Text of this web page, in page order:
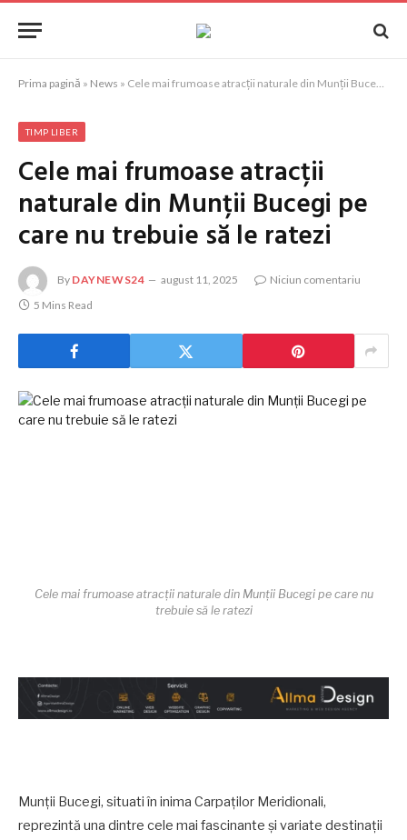
Prima pagină » News » Cele mai frumoase atracții naturale din Munții Bucegi pe care nu trebuie să le ratezi
TIMP LIBER
Cele mai frumoase atracții
naturale din Munții Bucegi pe
care nu trebuie să le ratezi
By DAYNEWS24 august 11, 2025
Niciun comentariu
5 Mins Read
Cele mai frumoase atracții naturale din Munții Bucegi pe care nu
trebuie să le ratezi
Munții Bucegi, situati în inima Carpaților Meridionali,
reprezintă una dintre cele mai fascinante și variate destinații